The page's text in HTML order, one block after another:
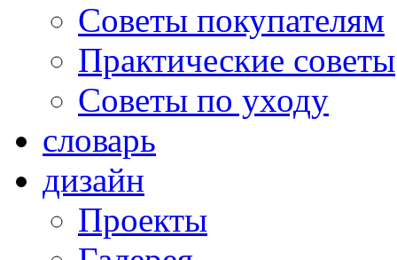
Советы покупателям
Практические советы
Советы по уходу
словарь
дизайн
Проекты